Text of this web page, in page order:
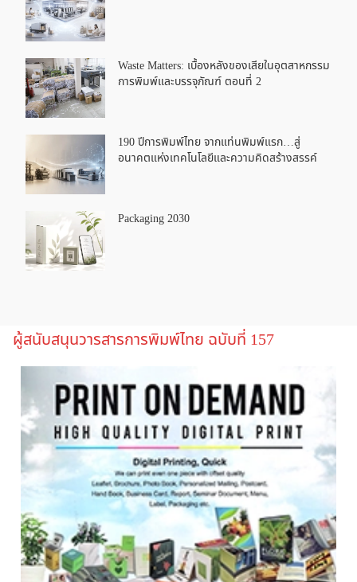
Waste Matters: เบื้องหลังของเสียในอุตสาหกรรม
การพิมพ์และบรรจุภัณฑ์ ตอนที่ 2
190 ปีการพิมพ์ไทย จากแท่นพิมพ์แรก…สู่
อนาคตแห่งเทคโนโลยีและความคิดสร้างสรรค์
Packaging 2030
ผู้สนับสนุนวารสารการพิมพ์ไทย ฉบับที่ 157